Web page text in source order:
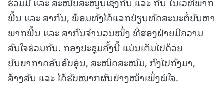
ພື້ນ ແລະ ສາກົນ, ພ້ອມທັງໄດ້ແລກປ່ຽນທັດສະນະຕໍ່ບັນຫາ
ພາກພື້ນ ແລະ ສາກົນຈໍານວນໜຶ່ງ ທີ່ສອງຝ່າຍມີຄວາມ
ສົນໃຈຮ່ວມກັນ. ກອງປະຊຸມຄັ້ງນີ້ ແມ່ນເຕັມໄປດ້ວຍ
ບັນຍາກາດອັນອົບອຸ່ນ, ສະໜິດສະໜົມ, ກົງໄປກົງມາ,
ສ້າງສັນ ແລະ ໄດ້ຮັບໝາກຜົນຢ່າງໜ້າເພິ່ງພໍໃຈ.